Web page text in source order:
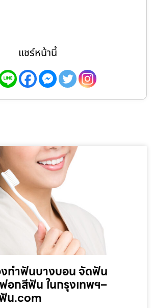
แชร์หน้านี้
งทำฟันบางบอน จัดฟัน
อกสีฟัน ในกรุงเทพฯ–
น.com